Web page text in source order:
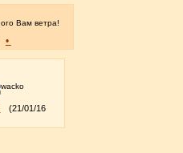
Вам ветра!
•
(21/01/16